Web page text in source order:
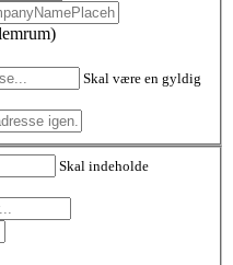
Skal være en gyldig
Skal indeholde